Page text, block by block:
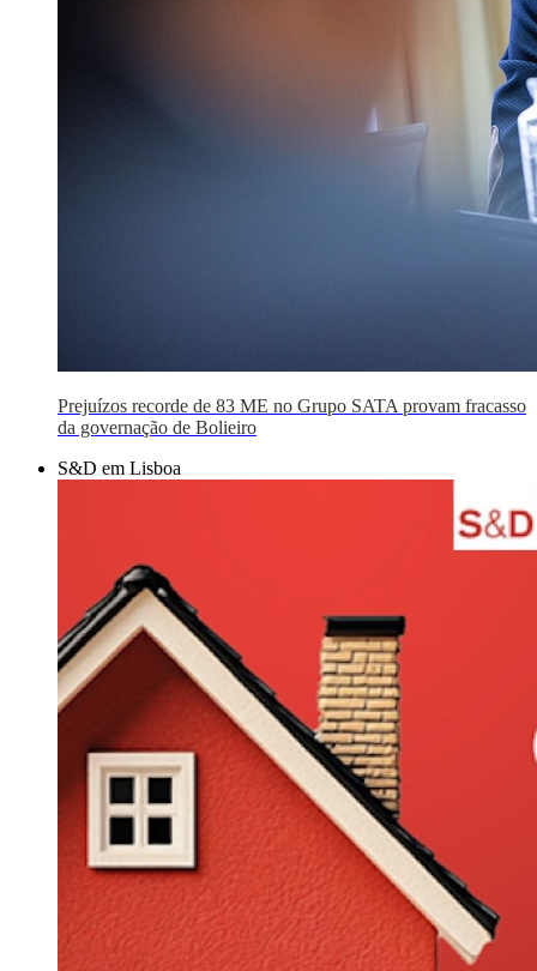
Prejuízos recorde de 83 ME no Grupo SATA provam fracasso
da governação de Bolieiro
S&D em Lisboa